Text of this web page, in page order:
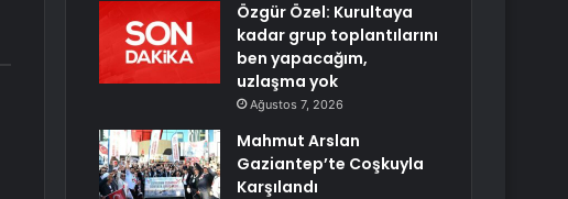
Özgür Özel: Kurultaya
kadar grup toplantılarını
ben yapacağım,
uzlaşma yok
Ağustos 7, 2026
Mahmut Arslan
Gaziantep’te Coşkuyla
Karşılandı